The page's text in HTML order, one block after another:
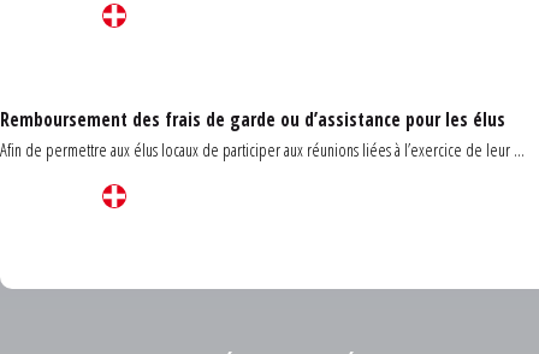
Remboursement des frais de garde ou d’assistance pour les élus
Afin de permettre aux élus locaux de participer aux réunions liées à l’exercice de leur ...